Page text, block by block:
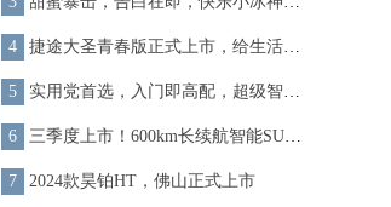
捷途大圣青春版正式上市，给生活点颜色看看
实用党首选，入门即高配，超级智能轿车智己L6正式上市
三季度上市！600km长续航智能SUV“宝骏云海”正式亮相
2024款昊铂HT，佛山正式上市